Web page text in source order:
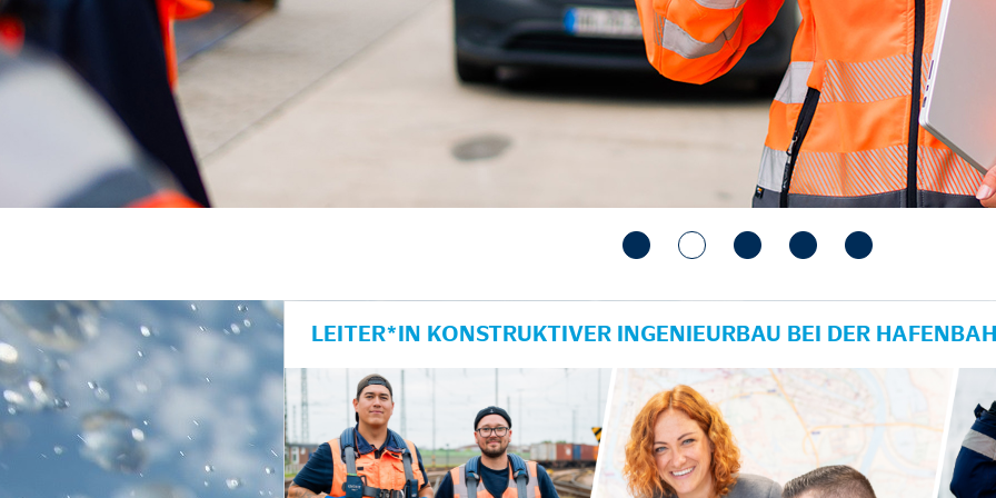
anzeigen/schließen
LEITER*IN KONSTRUKTIVER INGENIEURBAU BEI DER